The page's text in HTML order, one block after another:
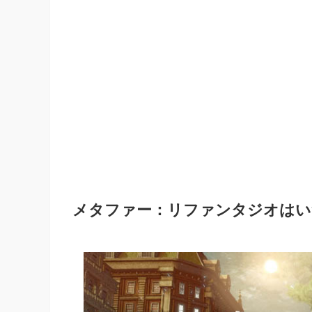
メタファー：リファンタジオは